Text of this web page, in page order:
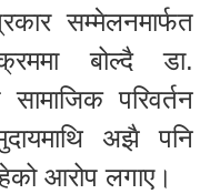
सम्मेलनमार्फत
बोल्दै डा.
परिवर्तन
अझै पनि
आरोप लगाए।